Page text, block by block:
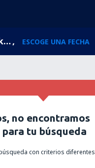
Morrilton, Arkansas, Estados Unidos, ESCOGE UNA FECHA
no encontramos
tu búsqueda
con criterios diferentes